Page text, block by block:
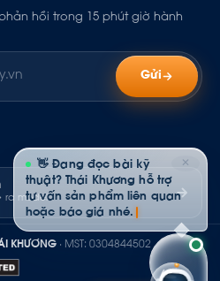
hồi trong 15 phút giờ hành
Gửi
ra model
KHƯƠNG · MST: 0304844502
✕
👋 Đang đọc bài kỹ
thuật? Thái Khương hỗ trợ
tư vấn sản phẩm liên quan
hoặc báo giá nhé.